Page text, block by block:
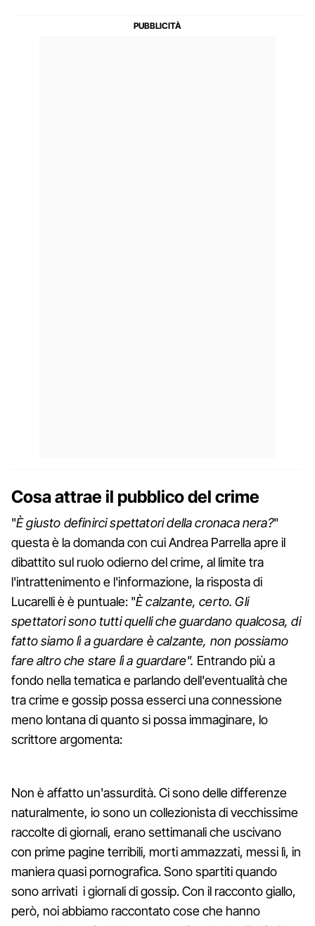
Cosa attrae il pubblico del crime
"È giusto definirci spettatori della cronaca nera?"
questa è la domanda con cui Andrea Parrella apre il
dibattito sul ruolo odierno del crime, al limite tra
l'intrattenimento e l'informazione, la risposta di
Lucarelli è è puntuale: "È calzante, certo. Gli
spettatori sono tutti quelli che guardano qualcosa, di
fatto siamo lì a guardare è calzante, non possiamo
fare altro che stare lì a guardare". Entrando più a
fondo nella tematica e parlando dell'eventualità che
tra crime e gossip possa esserci una connessione
meno lontana di quanto si possa immaginare, lo
scrittore argomenta:
Non è affatto un'assurdità. Ci sono delle differenze
naturalmente, io sono un collezionista di vecchissime
raccolte di giornali, erano settimanali che uscivano
con prime pagine terribili, morti ammazzati, messi lì, in
maniera quasi pornografica. Sono spartiti quando
sono arrivati i giornali di gossip. Con il racconto giallo,
però, noi abbiamo raccontato cose che hanno